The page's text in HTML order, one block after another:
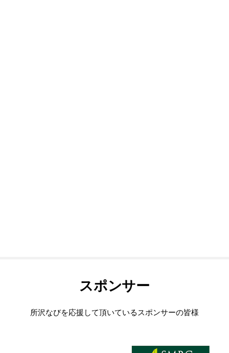
スポンサー
所沢なびを応援して頂いているスポンサーの皆様